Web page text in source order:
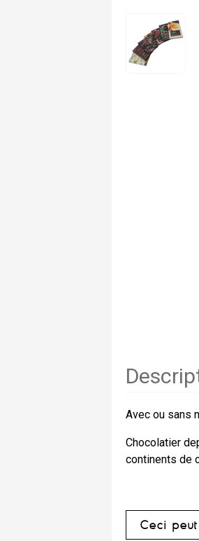
Avec ou sans
Chocolatier
continents de
Ceci